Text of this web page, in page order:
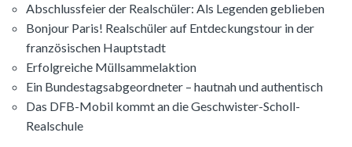
Abschlussfeier der Realschüler: Als Legenden geblieben
Bonjour Paris! Realschüler auf Entdeckungstour in der
französischen Hauptstadt
Erfolgreiche Müllsammelaktion
Ein Bundestagsabgeordneter – hautnah und authentisch
Das DFB-Mobil kommt an die Geschwister-Scholl-
Realschule